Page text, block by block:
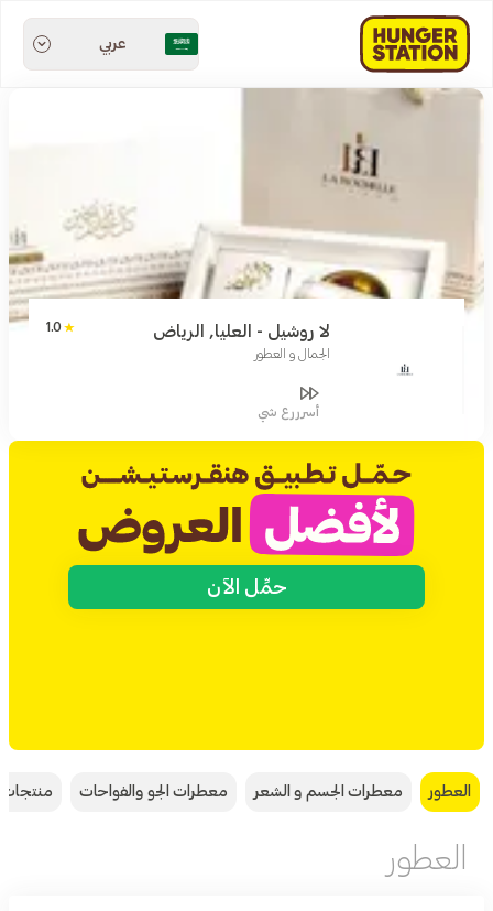
عربي
لا روشيل - العليا, الرياض
الجمال و العطور
1.0
أسرررع شي
حمِّل الآن
العطور معطرات الجسم و الشعر معطرات الجو والفواحات منتجات
العطور